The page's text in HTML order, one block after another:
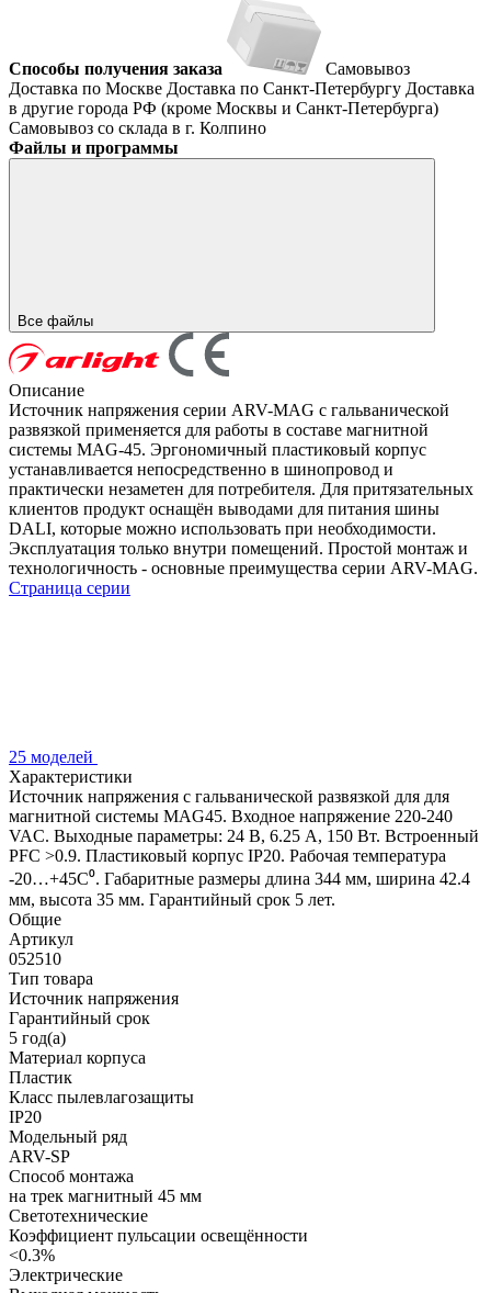
Способы получения заказа
Самовывоз
Доставка по Москве Доставка по Санкт-Петербургу Доставка
в другие города РФ (кроме Москвы и Санкт-Петербурга)
Самовывоз со склада в г. Колпино
Файлы и программы
Все файлы
Описание
Источник напряжения серии ARV-MAG с гальванической
развязкой применяется для работы в составе магнитной
системы MAG-45. Эргономичный пластиковый корпус
устанавливается непосредственно в шинопровод и
практически незаметен для потребителя. Для притязательных
клиентов продукт оснащён выводами для питания шины
DALI, которые можно использовать при необходимости.
Эксплуатация только внутри помещений. Простой монтаж и
технологичность - основные преимущества серии ARV-MAG.
Страница серии
25 моделей
Характеристики
Источник напряжения с гальванической развязкой для для
магнитной системы MAG45. Входное напряжение 220-240
VAC. Выходные параметры: 24 В, 6.25 А, 150 Вт. Встроенный
PFC >0.9. Пластиковый корпус IP20. Рабочая температура
-20…+45C⁰. Габаритные размеры длина 344 мм, ширина 42.4
мм, высота 35 мм. Гарантийный срок 5 лет.
Общие
Артикул
052510
Тип товара
Источник напряжения
Гарантийный срок
5 год(а)
Материал корпуса
Пластик
Класс пылевлагозащиты
IP20
Модельный ряд
ARV-SP
Способ монтажа
на трек магнитный 45 мм
Светотехнические
Коэффициент пульсации освещённости
<0.3%
Электрические